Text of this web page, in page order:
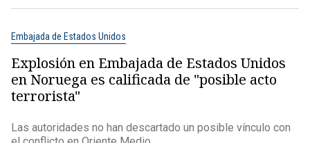
Embajada de Estados Unidos
Explosión en Embajada de Estados Unidos
en Noruega es calificada de "posible acto
terrorista"
Las autoridades no han descartado un posible vínculo con